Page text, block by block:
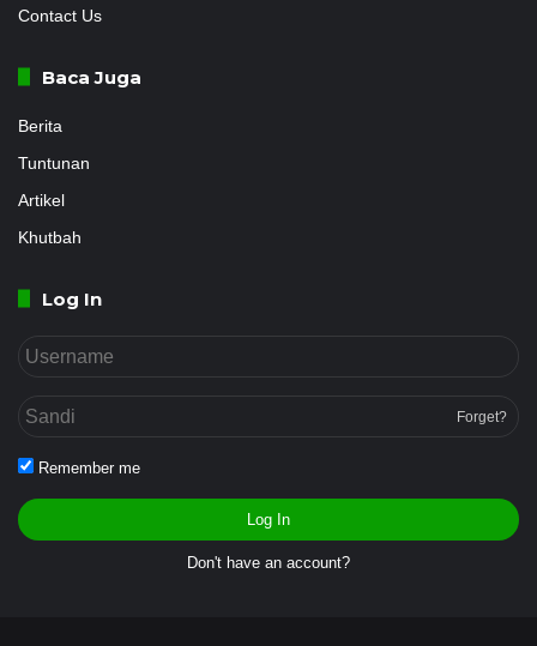
Contact Us
Baca Juga
Berita
Tuntunan
Artikel
Khutbah
Log In
Forget?
Remember me
Log In
Don't have an account?